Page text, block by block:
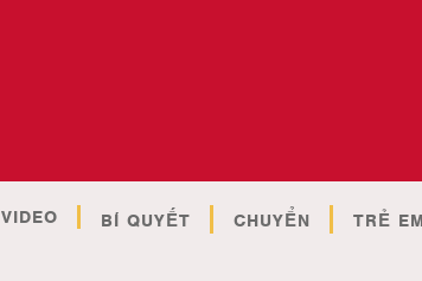
VIDEO BÍ QUYẾT CHUYỂN TRẺ EM